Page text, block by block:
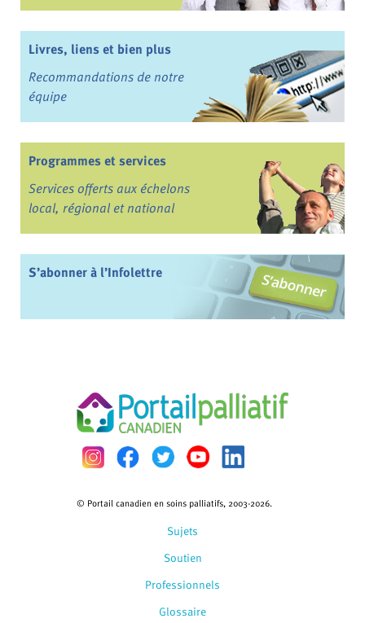
Livres, liens et bien plus
Recommandations de notre
équipe
Programmes et services
Services offerts aux échelons
local, régional et national
S’abonner à l’Infolettre
Sujets
Soutien
Professionnels
Glossaire
© Portail canadien en soins palliatifs, 2003-2026.